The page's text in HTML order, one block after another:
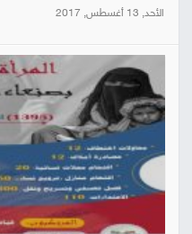
الأحد, 13 أغسطس, 2017